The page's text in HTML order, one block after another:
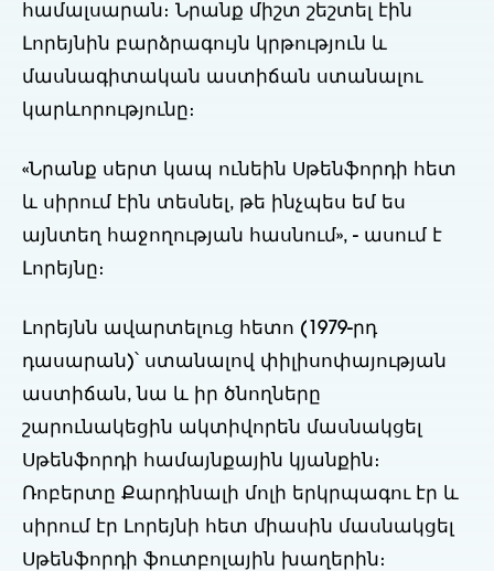
համալսարան։ Նրանք միշտ շեշտել էին
Լորեյնին բարձրագույն կրթություն և
մասնագիտական աստիճան ստանալու
կարևորությունը։
«Նրանք սերտ կապ ունեին Սթենֆորդի հետ
և սիրում էին տեսնել, թե ինչպես եմ ես
այնտեղ հաջողության հասնում», - ասում է
Լորեյնը։
Լորեյնն ավարտելուց հետո (1979-րդ
դասարան)՝ ստանալով փիլիսոփայության
աստիճան, նա և իր ծնողները
շարունակեցին ակտիվորեն մասնակցել
Սթենֆորդի համայնքային կյանքին։
Ռոբերտը Քարդինալի մոլի երկրպագու էր և
սիրում էր Լորեյնի հետ միասին մասնակցել
Սթենֆորդի ֆուտբոլային խաղերին։